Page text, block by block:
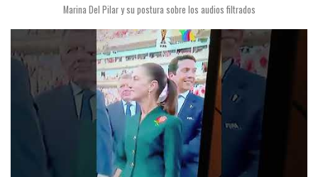
Marina Del Pilar y su postura sobre los audios filtrados